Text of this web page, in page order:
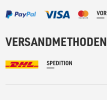
VERSANDMETHODEN